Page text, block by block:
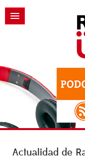
Actualidad de